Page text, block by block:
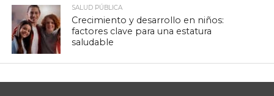
SALUD PÚBLICA
Crecimiento y desarrollo en niños:
factores clave para una estatura
saludable